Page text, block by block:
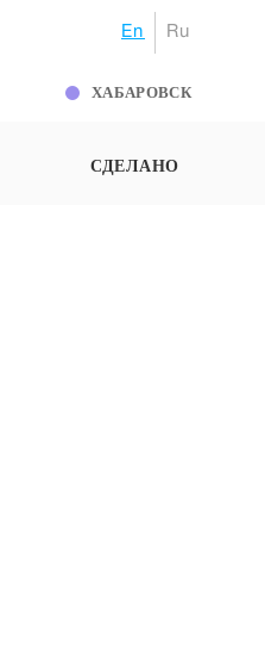
En Ru
ХАБАРОВСК
СДЕЛАНО